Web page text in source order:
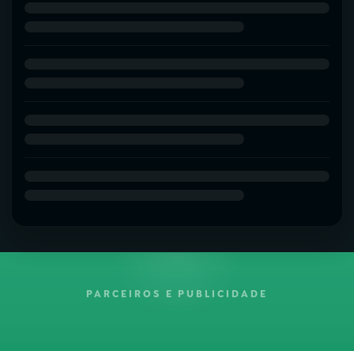
PARCEIROS E PUBLICIDADE